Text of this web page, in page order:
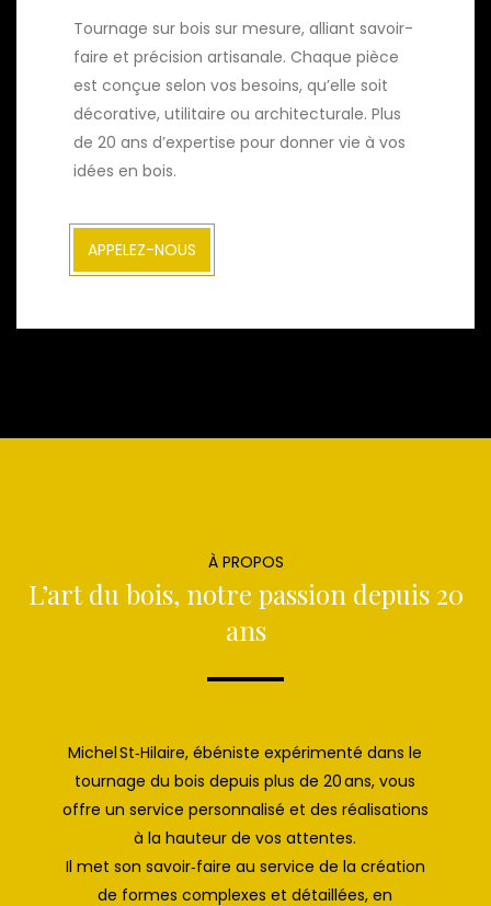
Tournage sur bois sur mesure, alliant savoir-
faire et précision artisanale. Chaque pièce
est conçue selon vos besoins, qu’elle soit
décorative, utilitaire ou architecturale. Plus
de 20 ans d’expertise pour donner vie à vos
idées en bois.
APPELEZ-NOUS
À PROPOS
L’art du bois, notre passion depuis 20
ans
Michel St‑Hilaire, ébéniste expérimenté dans le
tournage du bois depuis plus de 20 ans, vous
offre un service personnalisé et des réalisations
à la hauteur de vos attentes.
Il met son savoir‑faire au service de la création
de formes complexes et détaillées, en